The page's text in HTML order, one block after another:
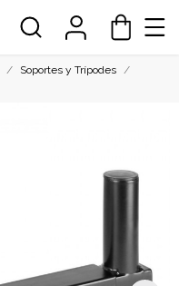
Soportes y Trípodes